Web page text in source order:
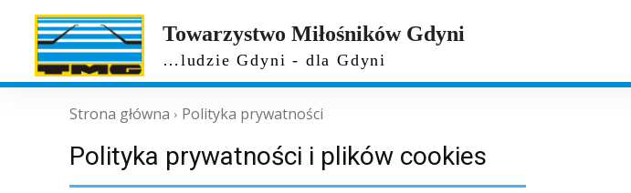
Towarzystwo Miłośników Gdyni
…ludzie Gdyni - dla Gdyni
Strona główna Polityka prywatności
Polityka prywatności i plików cookies